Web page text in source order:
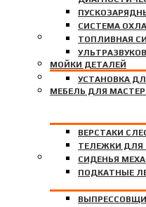
СИСТЕМА
ТОПЛИВНАЯ
УСТАНОВКИ ДЛЯ
УСТАНОВКА
МОЙКИ ДЕТАЛЕЙ
ПЕЧКИ НА
МЕБЕЛЬ ДЛЯ
ВЕРСТАКИ
ТЕЛЕЖКИ ДЛЯ
СИДЕНЬЯ
ПОДКАТНЫЕ
ГИДРАВЛИЧЕСКИЕ